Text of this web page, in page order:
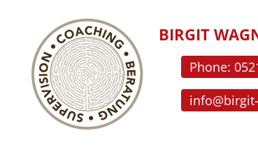
BIRGIT
Phone: